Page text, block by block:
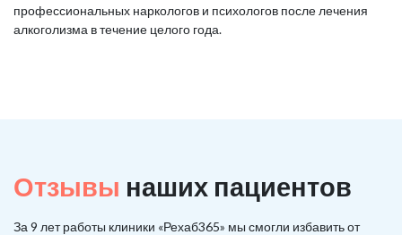
профессиональных наркологов и психологов после лечения
алкоголизма в течение целого года.
Отзывы наших пациентов
За 9 лет работы клиники «Рехаб365» мы смогли избавить от